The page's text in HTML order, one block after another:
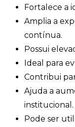
Fortalece a
Amplia a
contínua.
Possui
Ideal para
Contribui
Ajuda a
institucional.
Pode ser